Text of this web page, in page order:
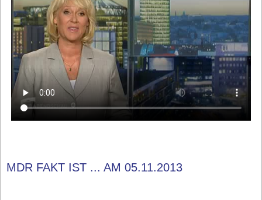
MDR FAKT IST ... AM 05.11.2013